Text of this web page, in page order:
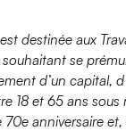
destinée aux
se
d’un capital,
18 et 65 ans
anniversaire